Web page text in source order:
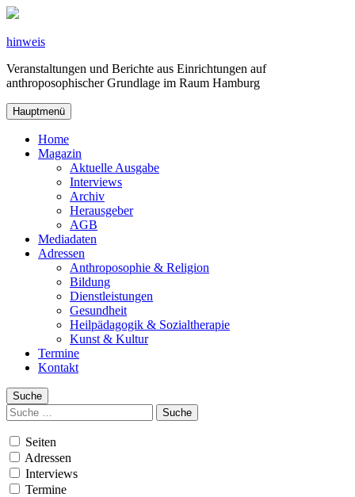
Zum
springen
hinweis
Veranstaltungen und Berichte aus Einrichtungen auf
anthroposophischer Grundlage im Raum Hamburg
Hauptmenü
Home
Magazin
Aktuelle Ausgabe
Interviews
Archiv
Herausgeber
AGB
Mediadaten
Adressen
Anthroposophie & Religion
Bildung
Dienstleistungen
Gesundheit
Heilpädagogik & Sozialtherapie
Kunst & Kultur
Termine
Kontakt
Suche
Suchen
nach:
Seiten
Adressen
Interviews
Termine